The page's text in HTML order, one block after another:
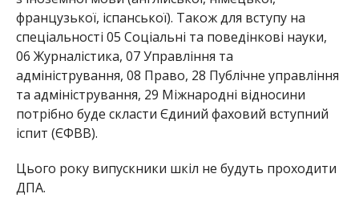
французької, іспанської). Також для вступу на
спеціальності 05 Соціальні та поведінкові науки,
06 Журналістика, 07 Управління та
адміністрування, 08 Право, 28 Публічне управління
та адміністрування, 29 Міжнародні відносини
потрібно буде скласти Єдиний фаховий вступний
іспит (ЄФВВ).
Цього року випускники шкіл не будуть проходити
ДПА.